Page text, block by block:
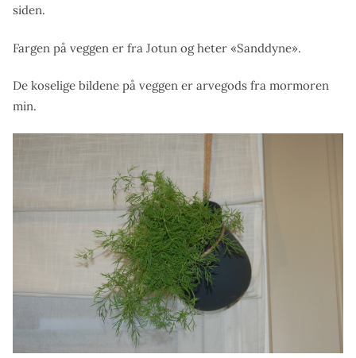
siden.
Fargen på veggen er fra Jotun og heter «Sanddyne».
De koselige bildene på veggen er arvegods fra mormoren
min.